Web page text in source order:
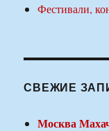
Фестивали,
СВЕЖИЕ
Москва